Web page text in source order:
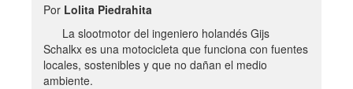
Por Lolita Piedrahita
La slootmotor del ingeniero holandés Gijs
Schalkx es una motocicleta que funciona con fuentes
locales, sostenibles y que no dañan el medio
ambiente.